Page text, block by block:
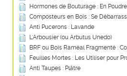
Hormones de Bouturage : En
Composteurs en Bois : Se
Anti Pucerons : Lavande
L'Arbousier (ou Arbutus Unedo)
BRF ou Bois Raméal Fragmenté :
Feuilles Mortes : Les Utiliser pour
Anti Taupes : Plâtre